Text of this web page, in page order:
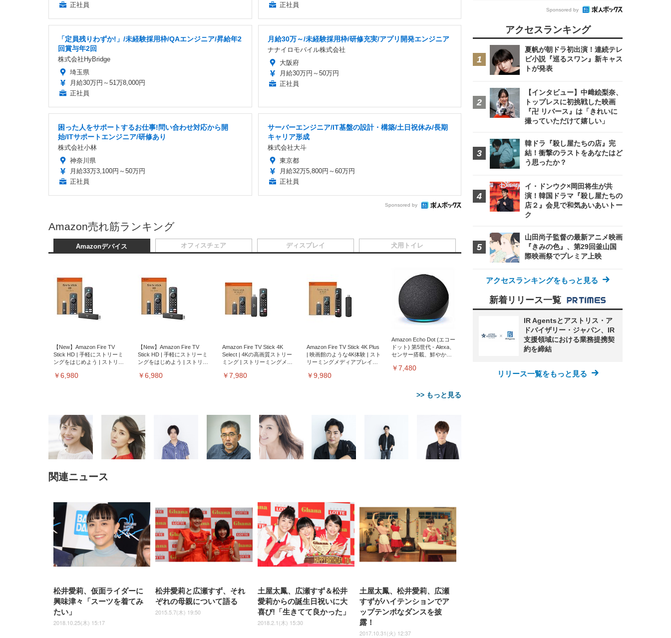
正社員
正社員
「定員残りわずか!」/未経験採用枠/QAエンジニア/昇給年2
回賞与年2回
株式会社HyBridge
埼玉県
月給30万円～51万8,000円
正社員
月給30万～/未経験採用枠/研修充実/アプリ開発エンジニア
ナナイロモバイル株式会社
大阪府
月給30万円～50万円
正社員
困った人をサポートするお仕事!問い合わせ対応から開
始/ITサポートエンジニア/研修あり
株式会社小林
神奈川県
月給33万3,100円～50万円
正社員
サーバーエンジニア/IT基盤の設計・構築/土日祝休み/長期
キャリア形成
株式会社大斗
東京都
月給32万5,800円～60万円
正社員
Sponsored by
Amazon売れ筋ランキング
Amazonデバイス
【New】Amazon Fire TV
Stick HD | 手軽にストリーミ
ングをはじめよう | ストリー
￥6,980
【New】Amazon Fire TV
Stick HD | 手軽にストリーミ
ングをはじめよう | ストリー
￥6,980
Amazon Fire TV Stick 4K
Select | 4Kの高画質ストリー
ミング | ストリーミングメデ
￥7,980
Amazon Fire TV Stick 4K Plus
| 映画館のような4K体験 | スト
リーミングメディアプレイヤ
￥9,980
Amazon Echo Dot (エコー
ドット) 第5世代 - Alexa、
センサー搭載、鮮やかな
￥7,480
>> もっと見る
オフィスチェア
上げ式アームレスト コンパク
ト 約105度ロッキング pc 事務
椅子 360度回転 座面昇降 強化
ナイロン樹脂ベース 通気性メ
ッシュ 在宅ワーク H-
WY01(黒網+黒枠+黒足)
￥5,699
ア 人間工学 疲れない ブラッ
￥27,999
チェア 強化バックレスト 30
度ロッキング機能 人間工学 椅
子 腰サポート 90度跳ね上げ
式アームレスト 3Dヘッドレス
ト ハンガー付き 高反発クッシ
ョン PCチェア 通気性メッシ
ュ ゲーミング/勉強/事務用 お
しゃれ パソコンチェア (ブラ
￥7,680
チェア 強化バックレスト 30度
ロッキング機能 人間工学 椅子
腰サポート 90度跳ね上げ式ア
ームレスト 3Dヘッドレスト
ハンガー付き 高反発クッショ
ン PCチェア 通気性メッシュ
ゲーミング/勉強/事務用 おし
ゃれ パソコンチェア (ホワイ
ト)
￥7,680
ポート付き 腰サポート ガ
ス圧無段階昇降 360度回
転 キャスター付き コンパ
クト 幅52×奥行58.5×高さ
84～96cm テレワーク 在
宅勤務 ブラック
￥4,139
ディスプレイ
EV3240X-WT | 31.5型4K
UHD・USB Type-C・ホワイ
ト
￥105,595
EV2740X-WT | 27.0型4K
UHD・USB Type-C・ホワイ
￥109,572
ク付き（CFI-ZDM1J）
￥49,979
HD（1920×1080）VA 非光
沢 HDMI/DisplayPort/VGA
スピーカー内蔵 高さ調整 ス
イベル VESA対応
ComfortView ビジネス向け
￥15,800
ーミングモニター QD 24.5インチ
1ms FHD 量子ドット 残像低減 (3
年保証 | 輝点保証 | 日本メーカー)
￥34,980
犬用トイレ
捨て 無香料 ホワイト 300枚
￥3,373
枚) ホワイト(吸収面:ライトブ
ルー)
￥3,234
￥1,800
Smart Basic アイリスオーヤマ
ペットシーツ 超厚型 お徳用
ワイド 100枚入 (x 1) (ケース
販売)
￥3,670
【Amazon.co.jp限定】
￥3,731
関連ニュース
松井愛莉、仮面ライダーに
興味津々「スーツを着てみ
たい」
2018.10.25(木) 15:17
松井愛莉と広瀬すず、それ
ぞれの母親について語る
2015.5.7(木) 19:50
土屋太鳳、広瀬すず＆松井
愛莉からの誕生日祝いに大
喜び!「生きてて良かった」
2018.2.1(木) 15:30
土屋太鳳、松井愛莉、広瀬
すずがハイテンションでア
ップテンポなダンスを披
露！
2017.10.31(火) 12:37
Sponsored by
アクセスランキング
夏帆が朝ドラ初出演！連続テレ
ビ小説『巡るスワン』新キャス
トが発表
【インタビュー】中﨑絵梨奈、
トップレスに初挑戦した映画
『卍 リバース』は「きれいに
撮っていただけて嬉しい」
韓ドラ『殺し屋たちの店』完
結！衝撃のラストをあなたはど
う思ったか？
イ・ドンウク×岡田将生が共
演！韓国ドラマ『殺し屋たちの
店２』会見で和気あいあいトー
ク
山田尚子監督の最新アニメ映画
『きみの色』、第29回釜山国
際映画祭でプレミア上映
アクセスランキングをもっと見る
新着リリース一覧
IR Agentsとアストリス・ア
ドバイザリー・ジャパン、IR
支援領域における業務提携契
約を締結
リリース一覧をもっと見る